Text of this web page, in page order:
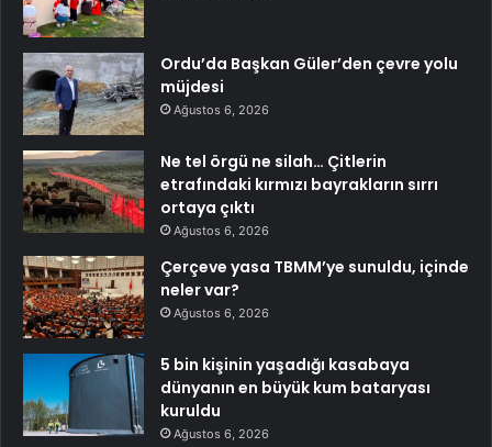
Ordu’da Başkan Güler’den çevre yolu
müjdesi
Ağustos 6, 2026
Ne tel örgü ne silah… Çitlerin
etrafındaki kırmızı bayrakların sırrı
ortaya çıktı
Ağustos 6, 2026
Çerçeve yasa TBMM’ye sunuldu, içinde
neler var?
Ağustos 6, 2026
5 bin kişinin yaşadığı kasabaya
dünyanın en büyük kum bataryası
kuruldu
Ağustos 6, 2026